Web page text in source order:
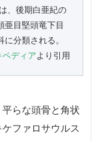
、後期白亜紀の
亜目堅頭竜下目
分類される。
ペディアより引用
らな頭骨と角状
ファロサウルス